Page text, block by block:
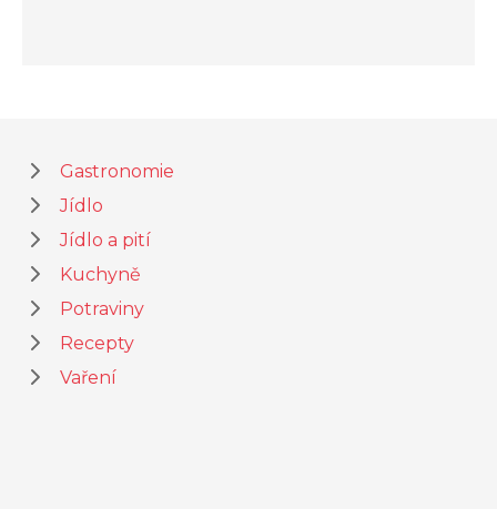
Gastronomie
Jídlo
Jídlo a pití
Kuchyně
Potraviny
Recepty
Vaření